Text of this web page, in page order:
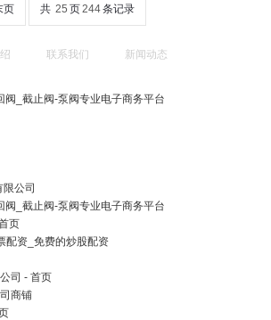
页 共 25 页244条记录
联系我们 新闻动态
阀_截止阀-泵阀专业电子商务平台
公司
_截止阀-泵阀专业电子商务平台
页
配资_免费的炒股配资
司 - 首页
商铺